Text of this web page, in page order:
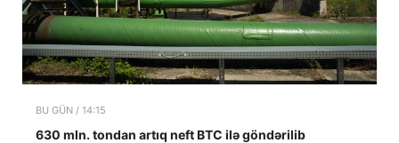
BU GÜN / 14:15
630 mln. tondan artıq neft BTC ilə göndərilib